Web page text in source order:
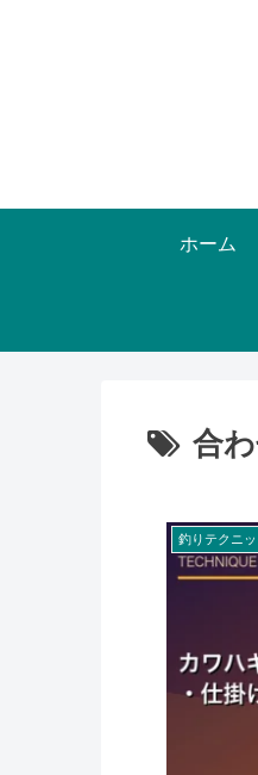
ホーム
合
釣りテクニッ